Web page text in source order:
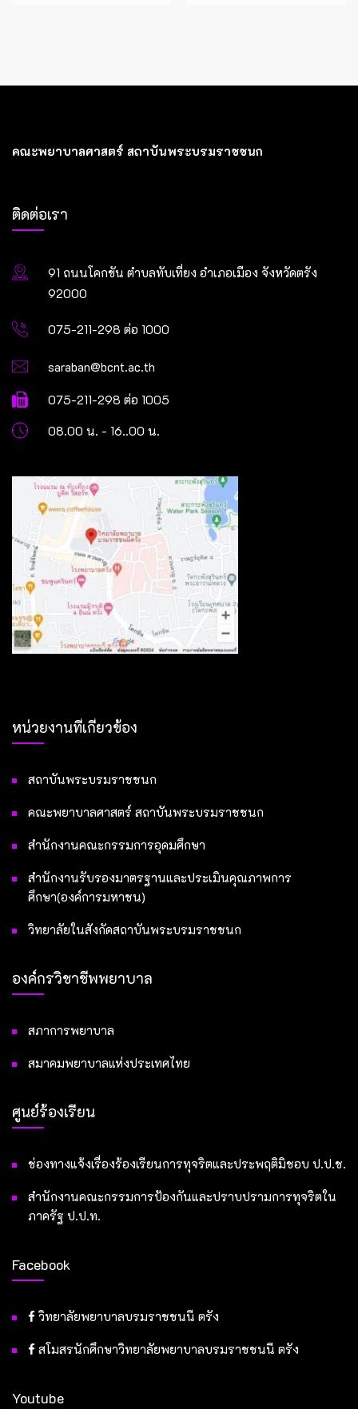
คณะพยาบาลศาสตร์ สถาบันพระบรมราชชนก
ติดต่อเรา
91 ถนนโคกขัน ตำบลทับเที่ยง อำเภอเมือง จังหวัดตรัง
92000
075-211-298 ต่อ 1000
saraban@bcnt.ac.th
075-211-298 ต่อ 1005
08.00 น. - 16..00 น.
หน่วยงานที่เกี่ยวข้อง
สถาบันพระบรมราชชนก
คณะพยาบาลศาสตร์ สถาบันพระบรมราชชนก
สำนักงานคณะกรรมการอุดมศึกษา
สำนักงานรับรองมาตรฐานและประเมินคุณภาพการ
ศึกษา(องค์การมหาชน)
วิทยาลัยในสังกัดสถาบันพระบรมราชชนก
องค์กรวิชาชีพพยาบาล
สภาการพยาบาล
สมาคมพยาบาลแห่งประเทศไทย
ศูนย์ร้องเรียน
ช่องทางแจ้งเรื่องร้องเรียนการทุจริตและประพฤติมิชอบ ป.ป.ช.
สำนักงานคณะกรรมการป้องกันและปราบปรามการทุจริตใน
ภาครัฐ ป.ป.ท.
Facebook
วิทยาลัยพยาบาลบรมราชชนนี ตรัง
สโมสรนักศึกษาวิทยาลัยพยาบาลบรมราชชนนี ตรัง
Youtube